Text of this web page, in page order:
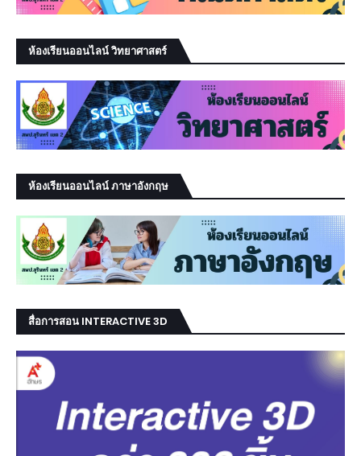
ห้องเรียนออนไลน์ วิทยาศาสตร์
ห้องเรียนออนไลน์ ภาษาอังกฤษ
สื่อการสอน INTERACTIVE 3D